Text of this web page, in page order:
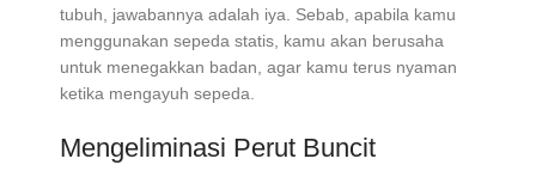
tubuh, jawabannya adalah iya. Sebab, apabila kamu
menggunakan sepeda statis, kamu akan berusaha
untuk menegakkan badan, agar kamu terus nyaman
ketika mengayuh sepeda.
Mengeliminasi Perut Buncit